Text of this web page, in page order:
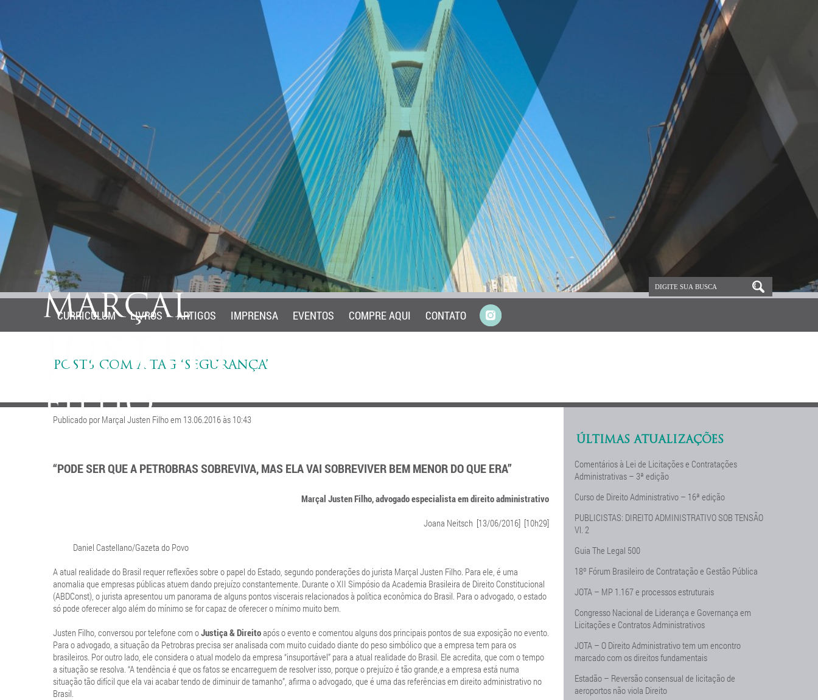
CURRICULUM LIVROS ARTIGOS IMPRENSA EVENTOS COMPRE AQUI CONTATO
POSTS COM A TAG ‘SEGURANÇA’
Publicado por Marçal Justen Filho em 13.06.2016 às 10:43
“PODE SER QUE A PETROBRAS SOBREVIVA, MAS ELA VAI SOBREVIVER BEM MENOR DO QUE ERA”
Marçal Justen Filho, advogado especialista em direito administrativo
Joana Neitsch [13/06/2016] [10h29]
Daniel Castellano/Gazeta do Povo
A atual realidade do Brasil requer reflexões sobre o papel do Estado, segundo ponderações do jurista Marçal Justen Filho. Para ele, é uma
anomalia que empresas públicas atuem dando prejuízo constantemente. Durante o XII Simpósio da Academia Brasileira de Direito Constitucional
(ABDConst), o jurista apresentou um panorama de alguns pontos viscerais relacionados à política econômica do Brasil. Para o advogado, o estado
só pode oferecer algo além do mínimo se for capaz de oferecer o mínimo muito bem.
Justen Filho, conversou por telefone com oJustiça & Direitoapós o evento e comentou alguns dos principais pontos de sua exposição no evento.
Para o advogado, a situação da Petrobras precisa ser analisada com muito cuidado diante do peso simbólico que a empresa tem para os
brasileiros. Por outro lado, ele considera o atual modelo da empresa “insuportável” para a atual realidade do Brasil. Ele acredita, que com o tempo
a situação se resolva. “A tendência é que os fatos se encarreguem de resolver isso, porque o prejuízo é tão grande,e a empresa está numa
situação tão difícil que ela vai acabar tendo de diminuir de tamanho”, afirma o advogado, que é uma das referências em direito administrativo no
Brasil.
ÚLTIMAS ATUALIZAÇÕES
Comentários à Lei de Licitações e Contratações
Administrativas – 3ª edição
Curso de Direito Administrativo – 16ª edição
PUBLICISTAS: DIREITO ADMINISTRATIVO SOB TENSÃO
Vl. 2
Guia The Legal 500
18º Fórum Brasileiro de Contratação e Gestão Pública
JOTA – MP 1.167 e processos estruturais
Congresso Nacional de Liderança e Governança em
Licitações e Contratos Administrativos
JOTA – O Direito Administrativo tem um encontro
marcado com os direitos fundamentais
Estadão – Reversão consensual de licitação de
aeroportos não viola Direito